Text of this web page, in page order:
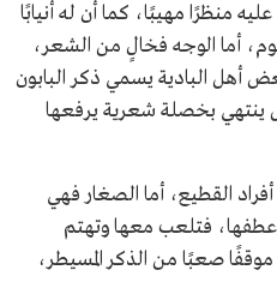
منظرًا مهيبًا، كما أن له أنيابًا
أما الوجه فخالٍ من الشعر،
أهل البادية يسمي ذكر البابون
ينتهي بخصلة شعرية يرفعها
القطيع، أما الصغار فهي
فتلعب معها وتهتم
موقفًا صعبًا من الذكر المسيطر،